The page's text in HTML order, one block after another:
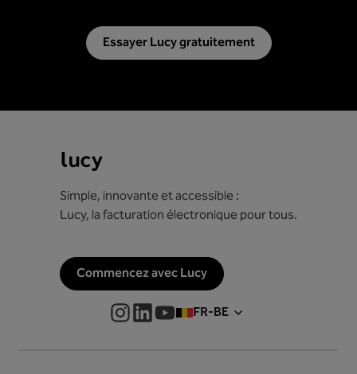
Essayer Lucy gratuitement
Simple, innovante et accessible :
Lucy, la facturation électronique pour tous.
Commencez avec Lucy
FR-BE